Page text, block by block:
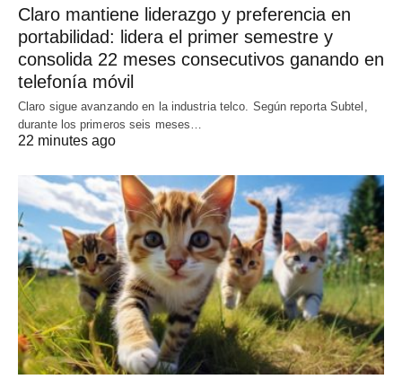
Claro mantiene liderazgo y preferencia en
portabilidad: lidera el primer semestre y
consolida 22 meses consecutivos ganando en
telefonía móvil
Claro sigue avanzando en la industria telco. Según reporta Subtel,
durante los primeros seis meses…
22 minutes ago